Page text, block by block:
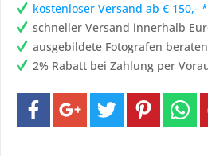
kostenloser Versand ab € 150,- *
schneller Versand innerhalb
ausgebildete Fotografen
2% Rabatt bei Zahlung per